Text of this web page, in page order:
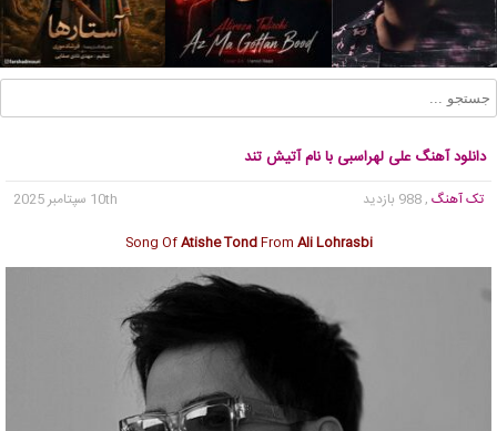
دانلود آهنگ علی لهراسبی با نام آتیش تند
تک آهنگ , 988 بازدید
10th سپتامبر 2025
Song OfAtishe TondFrom Ali Lohrasbi